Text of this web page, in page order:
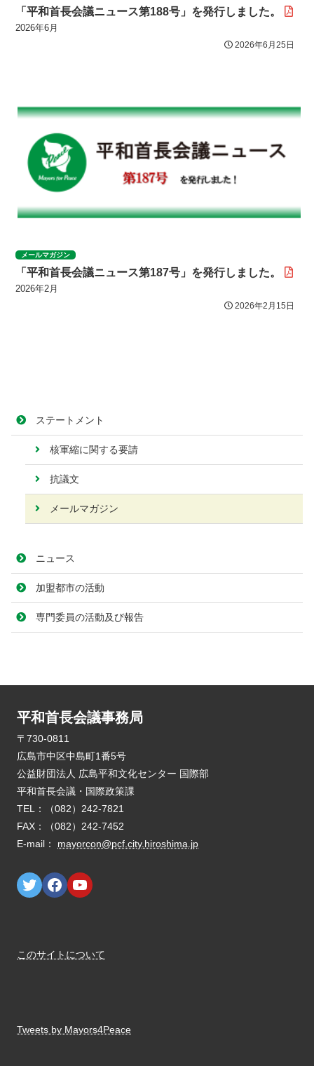
「平和首長会議ニュース第188号」を発行しました。
2026年6月
2026年6月25日
メールマガジン
「平和首長会議ニュース第187号」を発行しました。
2026年2月
2026年2月15日
ステートメント
核軍縮に関する要請
抗議文
メールマガジン
ニュース
加盟都市の活動
専門委員の活動及び報告
平和首長会議事務局
E-mail： mayorcon@pcf.city.hiroshima.jp
このサイトについて
Tweets by Mayors4Peace